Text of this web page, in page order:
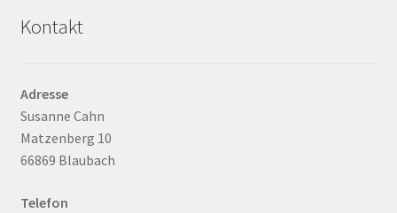
Kontakt
Adresse
Susanne Cahn
Matzenberg 10
66869 Blaubach
Telefon